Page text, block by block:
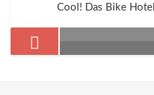
Cool! Das Bike